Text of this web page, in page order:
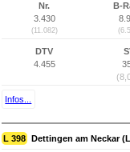
Nr.
3.430
(11.082)
B-
DTV
4.455
Infos...
L 398 Dettingen am Neckar